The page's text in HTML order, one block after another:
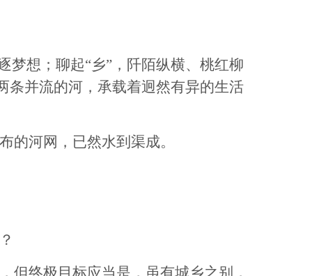
想；聊起“乡”，阡陌纵横、桃红柳
条并流的河，承载着迥然有异的生活
河网，已然水到渠成。
终极目标应当是，虽有城乡之别，